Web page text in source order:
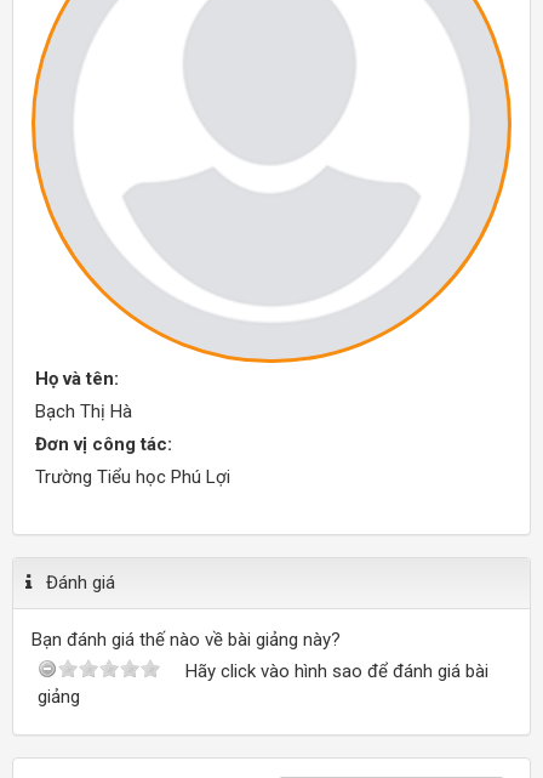
Họ và tên:
Bạch Thị Hà
Đơn vị công tác:
Trường Tiểu học Phú Lợi
Đánh giá
Bạn đánh giá thế nào về bài giảng này?
Hãy click vào hình sao để đánh giá bài
giảng